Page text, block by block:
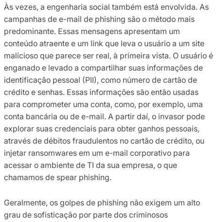
Às vezes, a engenharia social também está envolvida. As
campanhas de e-mail de phishing são o método mais
predominante. Essas mensagens apresentam um
conteúdo atraente e um link que leva o usuário a um site
malicioso que parece ser real, à primeira vista. O usuário é
enganado e levado a compartilhar suas informações de
identificação pessoal (PII), como número de cartão de
crédito e senhas. Essas informações são então usadas
para comprometer uma conta, como, por exemplo, uma
conta bancária ou de e-mail. A partir daí, o invasor pode
explorar suas credenciais para obter ganhos pessoais,
através de débitos fraudulentos no cartão de crédito, ou
injetar ransomwares em um e-mail corporativo para
acessar o ambiente de TI da sua empresa, o que
chamamos de spear phishing.
Geralmente, os golpes de phishing não exigem um alto
grau de sofisticação por parte dos criminosos